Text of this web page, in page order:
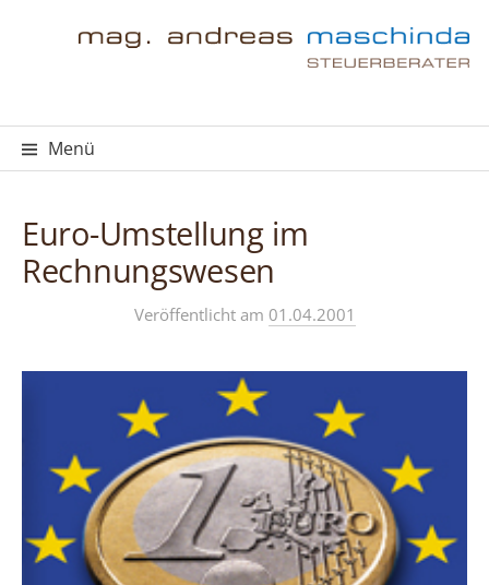
Menü
Euro-Umstellung im
Rechnungswesen
Veröffentlicht am 01.04.2001